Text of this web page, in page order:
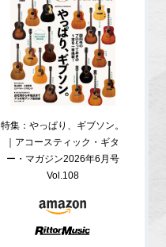
特集：やっぱり、ギブソン。
｜アコースティック・ギタ
ー・マガジン2026年6月号
Vol.108